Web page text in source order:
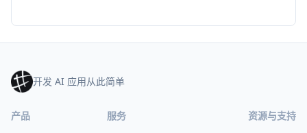
开发 AI 应用从此简单
产品 服务 资源与支持